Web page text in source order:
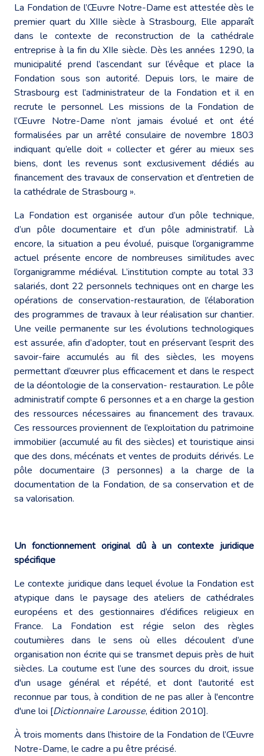
La Fondation de l’Œuvre Notre-Dame est attestée dès le
premier quart du XIIIe siècle à Strasbourg, Elle apparaît
dans le contexte de reconstruction de la cathédrale
entreprise à la fin du XIIe siècle. Dès les années 1290, la
municipalité prend l’ascendant sur l’évêque et place la
Fondation sous son autorité. Depuis lors, le maire de
Strasbourg est l’administrateur de la Fondation et il en
recrute le personnel. Les missions de la Fondation de
l’Œuvre Notre-Dame n’ont jamais évolué et ont été
formalisées par un arrêté consulaire de novembre 1803
indiquant qu’elle doit « collecter et gérer au mieux ses
biens, dont les revenus sont exclusivement dédiés au
financement des travaux de conservation et d’entretien de
la cathédrale de Strasbourg ».
La Fondation est organisée autour d’un pôle technique,
d’un pôle documentaire et d’un pôle administratif. Là
encore, la situation a peu évolué, puisque l’organigramme
actuel présente encore de nombreuses similitudes avec
l’organigramme médiéval. L’institution compte au total 33
salariés, dont 22 personnels techniques ont en charge les
opérations de conservation-restauration, de l’élaboration
des programmes de travaux à leur réalisation sur chantier.
Une veille permanente sur les évolutions technologiques
est assurée, afin d’adopter, tout en préservant l’esprit des
savoir-faire accumulés au fil des siècles, les moyens
permettant d’œuvrer plus efficacement et dans le respect
de la déontologie de la conservation- restauration. Le pôle
administratif compte 6 personnes et a en charge la gestion
des ressources nécessaires au financement des travaux.
Ces ressources proviennent de l’exploitation du patrimoine
immobilier (accumulé au fil des siècles) et touristique ainsi
que des dons, mécénats et ventes de produits dérivés. Le
pôle documentaire (3 personnes) a la charge de la
documentation de la Fondation, de sa conservation et de
sa valorisation.
Un fonctionnement original dû à un contexte juridique
spécifique
Le contexte juridique dans lequel évolue la Fondation est
atypique dans le paysage des ateliers de cathédrales
européens et des gestionnaires d’édifices religieux en
France. La Fondation est régie selon des règles
coutumières dans le sens où elles découlent d’une
organisation non écrite qui se transmet depuis près de huit
siècles. La coutume est l’une des sources du droit, issue
d'un usage général et répété, et dont l'autorité est
reconnue par tous, à condition de ne pas aller à l'encontre
d'une loi [Dictionnaire Larousse, édition 2010].
À trois moments dans l’histoire de la Fondation de l’Œuvre
Notre-Dame, le cadre a pu être précisé.